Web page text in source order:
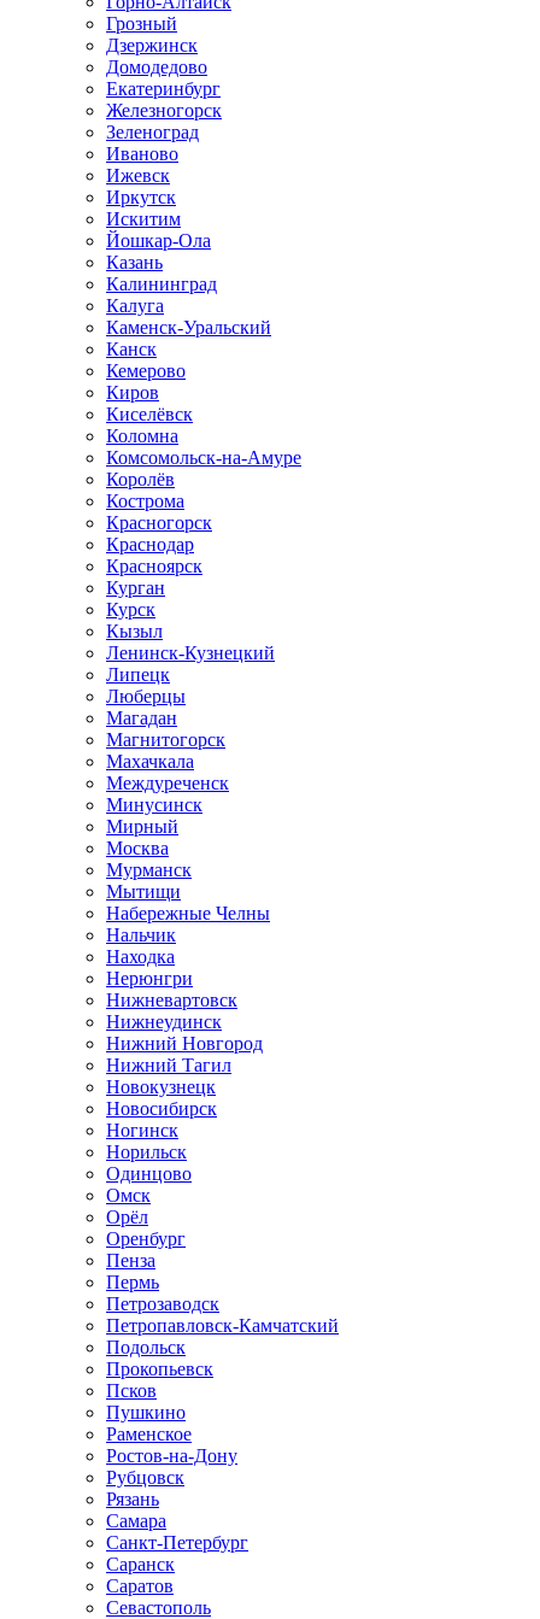
Грозный
Дзержинск
Домодедово
Екатеринбург
Железногорск
Зеленоград
Иваново
Ижевск
Иркутск
Искитим
Йошкар-Ола
Казань
Калининград
Калуга
Каменск-Уральский
Канск
Кемерово
Киров
Киселёвск
Коломна
Комсомольск-на-Амуре
Королёв
Кострома
Красногорск
Краснодар
Красноярск
Курган
Курск
Кызыл
Ленинск-Кузнецкий
Липецк
Люберцы
Магадан
Магнитогорск
Махачкала
Междуреченск
Минусинск
Мирный
Москва
Мурманск
Мытищи
Набережные Челны
Нальчик
Находка
Нерюнгри
Нижневартовск
Нижнеудинск
Нижний Новгород
Нижний Тагил
Новокузнецк
Новосибирск
Ногинск
Норильск
Одинцово
Омск
Орёл
Оренбург
Пенза
Пермь
Петрозаводск
Петропавловск-Камчатский
Подольск
Прокопьевск
Псков
Пушкино
Раменское
Ростов-на-Дону
Рубцовск
Рязань
Самара
Санкт-Петербург
Саранск
Саратов
Севастополь